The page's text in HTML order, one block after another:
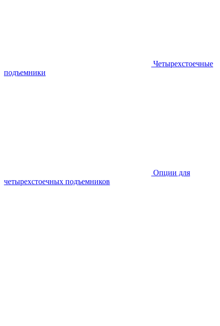
Четырехстоечные
подъемники
Опции для
четырехстоечных подъемников